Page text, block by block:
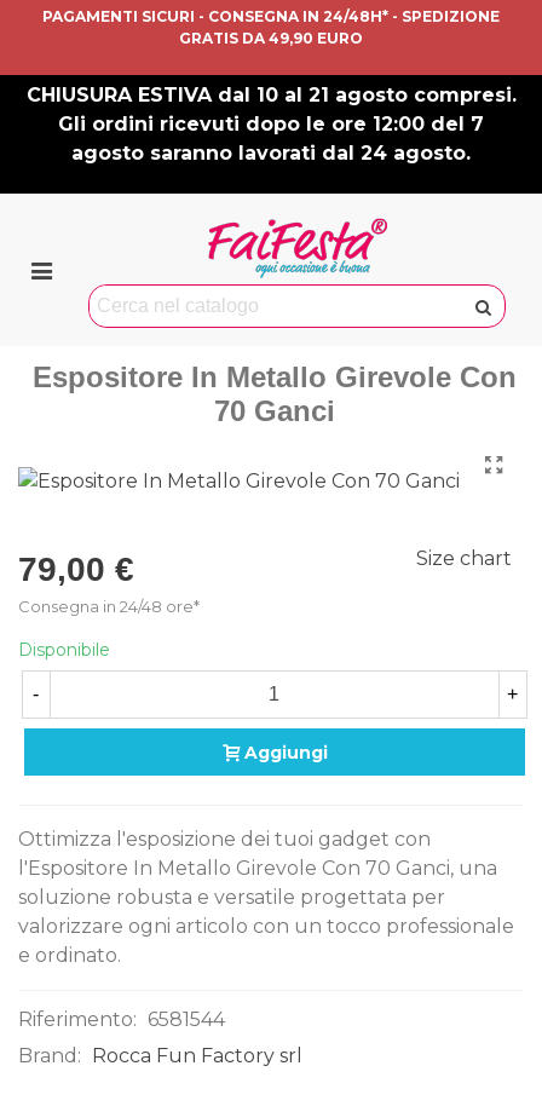
PAGAMENTI SICURI - CONSEGNA IN 24/48H* - SPEDIZIONE
GRATIS DA 49,90 EURO
CHIUSURA ESTIVA dal 10 al 21 agosto compresi.
Gli ordini ricevuti dopo le ore 12:00 del 7
agosto saranno lavorati dal 24 agosto.
Espositore In Metallo Girevole Con
70 Ganci
79,00 €
Consegna in 24/48 ore*
Size chart
Disponibile
- +
Aggiungi
Ottimizza l'esposizione dei tuoi gadget con
l'Espositore In Metallo Girevole Con 70 Ganci, una
soluzione robusta e versatile progettata per
valorizzare ogni articolo con un tocco professionale
e ordinato.
Riferimento: 6581544
Brand:
Rocca Fun Factory srl